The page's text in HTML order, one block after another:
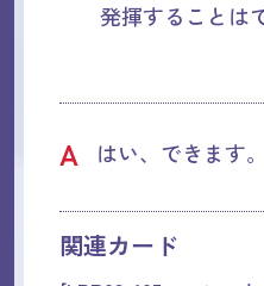
発揮することは
A はい、できます。
関連カード